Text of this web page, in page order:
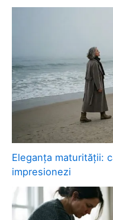
Eleganța maturității:
impresionezi